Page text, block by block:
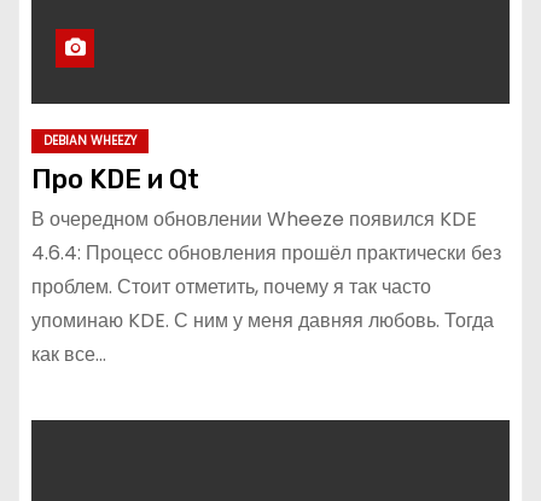
DEBIAN WHEEZY
Про KDE и Qt
В очередном обновлении Wheeze появился KDE
4.6.4: Процесс обновления прошёл практически без
проблем. Стоит отметить, почему я так часто
упоминаю KDE. С ним у меня давняя любовь. Тогда
как все…